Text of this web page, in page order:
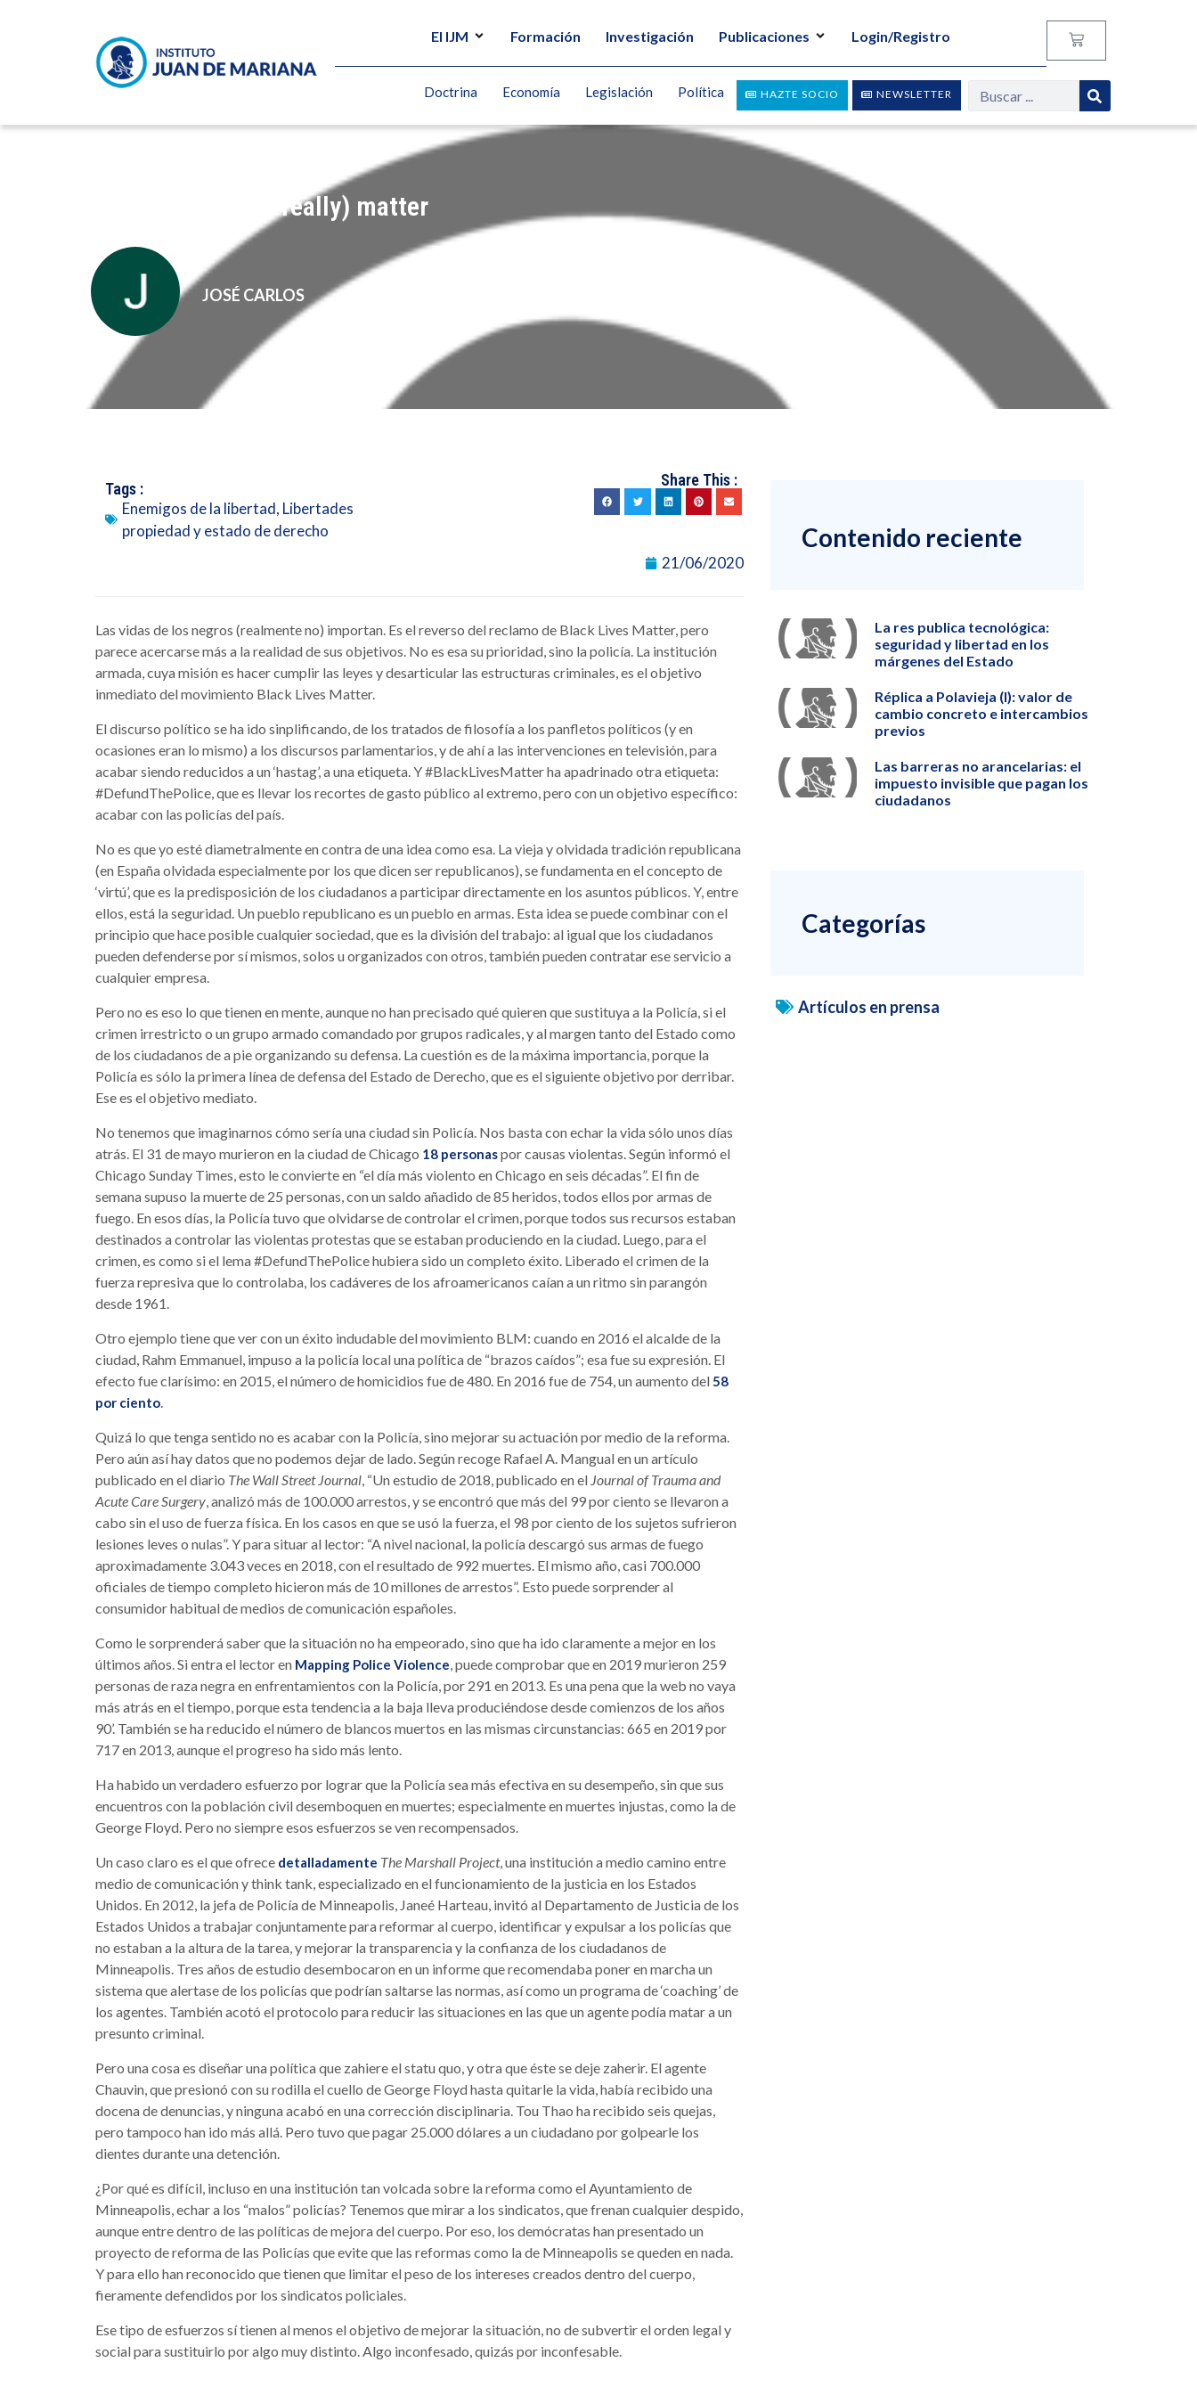
El IJM Formación Investigación Publicaciones Login/Registro
NEWSLETTER
HAZTE SOCIO
Doctrina Economía Legislación Política
Black lives (don’t really) matter
JOSÉ CARLOS
Tags :
Enemigos de la libertad, Libertades
propiedad y estado de derecho
Share This :
21/06/2020
Las vidas de los negros (realmente no) importan. Es el reverso del reclamo de Black Lives Matter, pero
parece acercarse más a la realidad de sus objetivos. No es esa su prioridad, sino la policía. La institución
armada, cuya misión es hacer cumplir las leyes y desarticular las estructuras criminales, es el objetivo
inmediato del movimiento Black Lives Matter.
El discurso político se ha ido sinplificando, de los tratados de filosofía a los panfletos políticos (y en
ocasiones eran lo mismo) a los discursos parlamentarios, y de ahí a las intervenciones en televisión, para
acabar siendo reducidos a un ‘hastag’, a una etiqueta. Y #BlackLivesMatter ha apadrinado otra etiqueta:
#DefundThePolice, que es llevar los recortes de gasto público al extremo, pero con un objetivo específico:
acabar con las policías del país.
No es que yo esté diametralmente en contra de una idea como esa. La vieja y olvidada tradición republicana
(en España olvidada especialmente por los que dicen ser republicanos), se fundamenta en el concepto de
‘virtú’, que es la predisposición de los ciudadanos a participar directamente en los asuntos públicos. Y, entre
ellos, está la seguridad. Un pueblo republicano es un pueblo en armas. Esta idea se puede combinar con el
principio que hace posible cualquier sociedad, que es la división del trabajo: al igual que los ciudadanos
pueden defenderse por sí mismos, solos u organizados con otros, también pueden contratar ese servicio a
cualquier empresa.
Pero no es eso lo que tienen en mente, aunque no han precisado qué quieren que sustituya a la Policía, si el
crimen irrestricto o un grupo armado comandado por grupos radicales, y al margen tanto del Estado como
de los ciudadanos de a pie organizando su defensa. La cuestión es de la máxima importancia, porque la
Policía es sólo la primera línea de defensa del Estado de Derecho, que es el siguiente objetivo por derribar.
Ese es el objetivo mediato.
No tenemos que imaginarnos cómo sería una ciudad sin Policía. Nos basta con echar la vida sólo unos días
atrás. El 31 de mayo murieron en la ciudad de Chicago 18 personaspor causas violentas. Según informó el
Chicago Sunday Times, esto le convierte en “el día más violento en Chicago en seis décadas”. El fin de
semana supuso la muerte de 25 personas, con un saldo añadido de 85 heridos, todos ellos por armas de
fuego. En esos días, la Policía tuvo que olvidarse de controlar el crimen, porque todos sus recursos estaban
destinados a controlar las violentas protestas que se estaban produciendo en la ciudad. Luego, para el
crimen, es como si el lema #DefundThePolice hubiera sido un completo éxito. Liberado el crimen de la
fuerza represiva que lo controlaba, los cadáveres de los afroamericanos caían a un ritmo sin parangón
desde 1961.
Otro ejemplo tiene que ver con un éxito indudable del movimiento BLM: cuando en 2016 el alcalde de la
ciudad, Rahm Emmanuel, impuso a la policía local una política de “brazos caídos”; esa fue su expresión. El
efecto fue clarísimo: en 2015, el número de homicidios fue de 480. En 2016 fue de 754, un aumento del58
por ciento.
Quizá lo que tenga sentido no es acabar con la Policía, sino mejorar su actuación por medio de la reforma.
Pero aún así hay datos que no podemos dejar de lado. Según recoge Rafael A. Mangual en un artículo
publicado en el diario The Wall Street Journal, “Un estudio de 2018, publicado en el Journal of Trauma and
Acute Care Surgery, analizó más de 100.000 arrestos, y se encontró que más del 99 por ciento se llevaron a
cabo sin el uso de fuerza física. En los casos en que se usó la fuerza, el 98 por ciento de los sujetos sufrieron
lesiones leves o nulas”. Y para situar al lector: “A nivel nacional, la policía descargó sus armas de fuego
aproximadamente 3.043 veces en 2018, con el resultado de 992 muertes. El mismo año, casi 700.000
oficiales de tiempo completo hicieron más de 10 millones de arrestos”. Esto puede sorprender al
consumidor habitual de medios de comunicación españoles.
Como le sorprenderá saber que la situación no ha empeorado, sino que ha ido claramente a mejor en los
últimos años. Si entra el lector en Mapping Police Violence, puede comprobar que en 2019 murieron 259
personas de raza negra en enfrentamientos con la Policía, por 291 en 2013. Es una pena que la web no vaya
más atrás en el tiempo, porque esta tendencia a la baja lleva produciéndose desde comienzos de los años
90’. También se ha reducido el número de blancos muertos en las mismas circunstancias: 665 en 2019 por
717 en 2013, aunque el progreso ha sido más lento.
Ha habido un verdadero esfuerzo por lograr que la Policía sea más efectiva en su desempeño, sin que sus
encuentros con la población civil desemboquen en muertes; especialmente en muertes injustas, como la de
George Floyd. Pero no siempre esos esfuerzos se ven recompensados.
Un caso claro es el que ofrece detalladamente The Marshall Project, una institución a medio camino entre
medio de comunicación y think tank, especializado en el funcionamiento de la justicia en los Estados
Unidos. En 2012, la jefa de Policía de Minneapolis, Janeé Harteau, invitó al Departamento de Justicia de los
Estados Unidos a trabajar conjuntamente para reformar al cuerpo, identificar y expulsar a los policías que
no estaban a la altura de la tarea, y mejorar la transparencia y la confianza de los ciudadanos de
Minneapolis. Tres años de estudio desembocaron en un informe que recomendaba poner en marcha un
sistema que alertase de los policías que podrían saltarse las normas, así como un programa de ‘coaching’ de
los agentes. También acotó el protocolo para reducir las situaciones en las que un agente podía matar a un
presunto criminal.
Pero una cosa es diseñar una política que zahiere el statu quo, y otra que éste se deje zaherir. El agente
Chauvin, que presionó con su rodilla el cuello de George Floyd hasta quitarle la vida, había recibido una
docena de denuncias, y ninguna acabó en una corrección disciplinaria. Tou Thao ha recibido seis quejas,
pero tampoco han ido más allá. Pero tuvo que pagar 25.000 dólares a un ciudadano por golpearle los
dientes durante una detención.
¿Por qué es difícil, incluso en una institución tan volcada sobre la reforma como el Ayuntamiento de
Minneapolis, echar a los “malos” policías? Tenemos que mirar a los sindicatos, que frenan cualquier despido,
aunque entre dentro de las políticas de mejora del cuerpo. Por eso, los demócratas han presentado un
proyecto de reforma de las Policías que evite que las reformas como la de Minneapolis se queden en nada.
Y para ello han reconocido que tienen que limitar el peso de los intereses creados dentro del cuerpo,
fieramente defendidos por los sindicatos policiales.
Ese tipo de esfuerzos sí tienen al menos el objetivo de mejorar la situación, no de subvertir el orden legal y
social para sustituirlo por algo muy distinto. Algo inconfesado, quizás por inconfesable.
Contenido reciente
La res publica tecnológica:
seguridad y libertad en los
márgenes del Estado
Réplica a Polavieja (I): valor de
cambio concreto e intercambios
previos
Las barreras no arancelarias: el
impuesto invisible que pagan los
ciudadanos
Categorías
Artículos en prensa